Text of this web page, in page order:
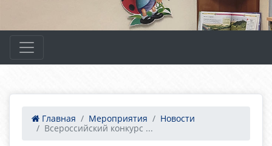
Главная Мероприятия
Новости
Всероссийский конкурс ...